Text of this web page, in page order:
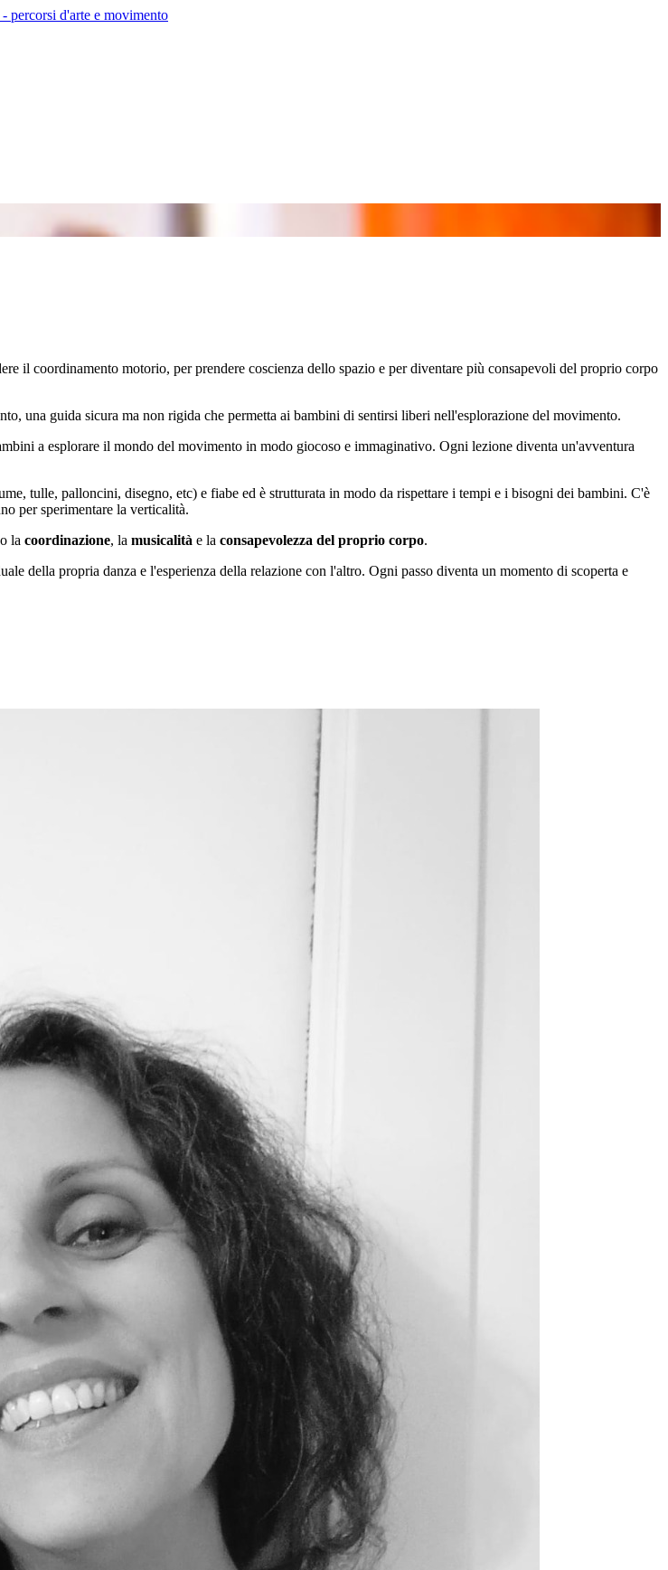
il coordinamento motorio, per prendere coscienza dello spazio e per diventare più consapevoli del proprio corpo
una guida sicura ma non rigida che permetta ai bambini di sentirsi liberi nell'esplorazione del movimento.
a esplorare il mondo del movimento in modo giocoso e immaginativo. Ogni lezione diventa un'avventura
tulle, palloncini, disegno, etc) e fiabe ed è strutturata in modo da rispettare i tempi e i bisogni dei bambini. C'è
per sperimentare la verticalità.
la coordinazione, la musicalità e la consapevolezza del proprio corpo.
della propria danza e l'esperienza della relazione con l'altro. Ogni passo diventa un momento di scoperta e